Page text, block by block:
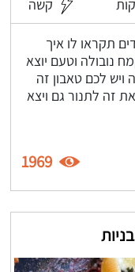
תקראו לו איך
נובולה וטעם יוצא
לכם טאבון זה
זה לתנור גם ויצא
1969